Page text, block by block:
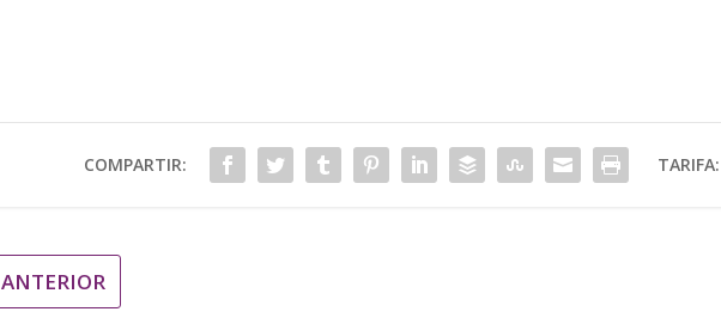
COMPARTIR: TARIFA:
ANTERIOR